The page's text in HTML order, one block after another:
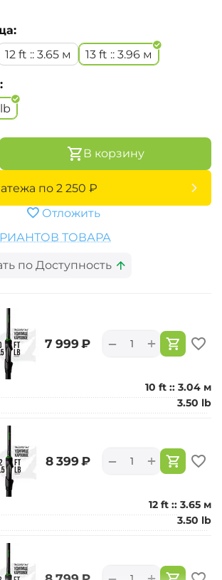
12 ft :: 3.65 м 13 ft :: 3.96 м
В корзину
по 2 250 ₽
Отложить
ТОВАРА
по Доступность
‍7 999‍ ₽ +
−
10 ft :: 3.04 м
3.50 lb
‍8 399‍ ₽ +
−
12 ft :: 3.65 м
3.50 lb